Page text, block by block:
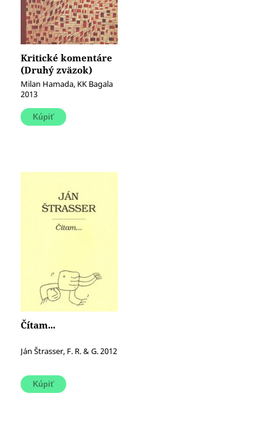
Kritické komentáre
(Druhý zväzok)
Milan Hamada, KK Bagala
2013
Čítam...
Ján Štrasser, F. R. & G. 2012